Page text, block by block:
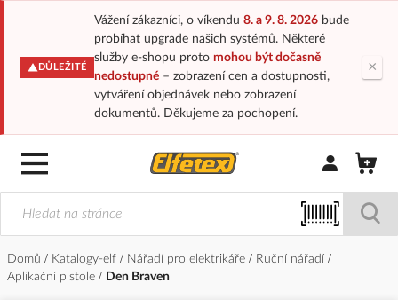
DŮLEŽITÉ
Vážení zákazníci, o víkendu 8. a 9. 8. 2026bude
probíhat upgrade našich systémů. Některé
služby e-shopu proto mohou být dočasně
nedostupné– zobrazení cen a dostupnosti,
vytváření objednávek nebo zobrazení
dokumentů. Děkujeme za pochopení.
×
Přihlásit/
Domů Katalogy-elf Nářadí pro elektrikáře
Ruční nářadí
Aplikační pistole
Den Braven